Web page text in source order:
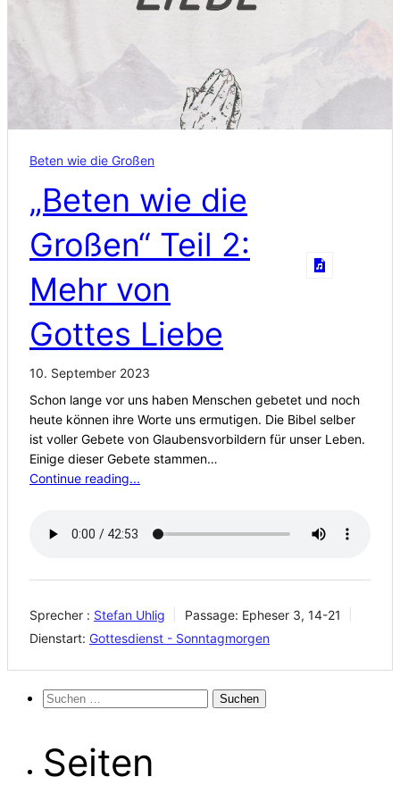
Beten wie die Großen
„Beten wie die
Großen“ Teil 2:
Mehr von
Gottes Liebe
10. September 2023
Schon lange vor uns haben Menschen gebetet und noch
heute können ihre Worte uns ermutigen. Die Bibel selber
ist voller Gebete von Glaubensvorbildern für unser Leben.
Einige dieser Gebete stammen…
Continue reading...
Sprecher : Stefan Uhlig Passage: Epheser 3, 14-21
Dienstart: Gottesdienst - Sonntagmorgen
Suchen
Seiten